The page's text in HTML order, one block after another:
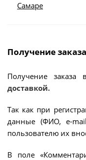
Самаре
Получение заказа
Получение заказа
доставкой.
Так как при
данные (ФИО, e-
пользователю их
В поле